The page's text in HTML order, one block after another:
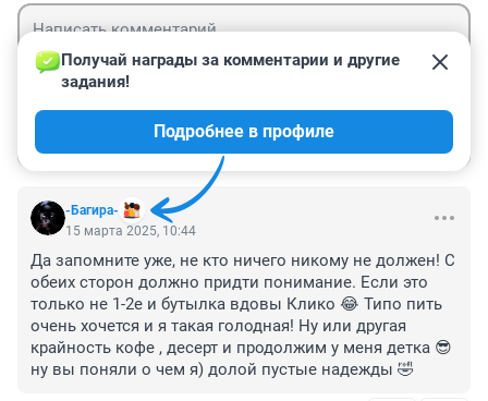
-Багира-
Получай награды за комментарии и другие
задания!
Подробнее в профиле
15 марта 2025, 10:44
Да запомните уже, не кто ничего никому не должен! С
обеих сторон должно придти понимание. Если это
только не 1-2е и бутылка вдовы Клико 😂 Типо пить
очень хочется и я такая голодная! Ну или другая
крайность кофе , десерт и продолжим у меня детка 😎
ну вы поняли о чем я) долой пустые надежды 🤣